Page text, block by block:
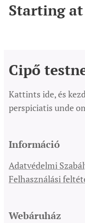
Starting at
Cipő
Kattints ide, és
perspiciatis unde
Információ
Adatvédelmi
Felhasználási
Webáruház